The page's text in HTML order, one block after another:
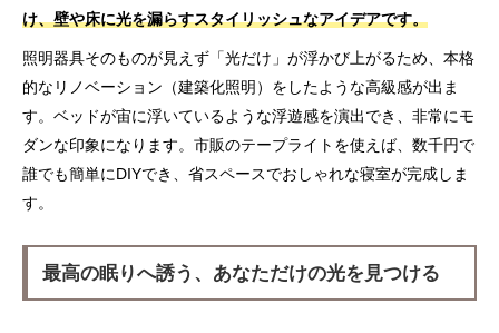
け、壁や床に光を漏らすスタイリッシュなアイデアです。
照明器具そのものが見えず「光だけ」が浮かび上がるため、本格
的なリノベーション（建築化照明）をしたような高級感が出ま
す。ベッドが宙に浮いているような浮遊感を演出でき、非常にモ
ダンな印象になります。市販のテープライトを使えば、数千円で
誰でも簡単にDIYでき、省スペースでおしゃれな寝室が完成しま
す。
最高の眠りへ誘う、あなただけの光を見つける